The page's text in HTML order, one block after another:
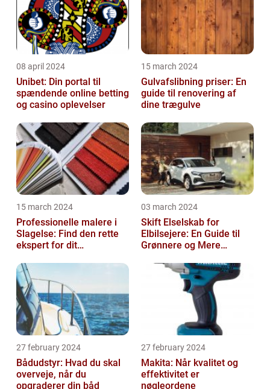
08 april 2024
Unibet: Din portal til
spændende online betting
og casino oplevelser
15 march 2024
Gulvafslibning priser: En
guide til renovering af
dine trægulve
15 march 2024
Professionelle malere i
Slagelse: Find den rette
ekspert for dit
03 march 2024
Skift Elselskab for
Elbilsejere: En Guide til
Grønnere og Mere
27 february 2024
Bådudstyr: Hvad du skal
overveje, når du
opgraderer din båd
27 february 2024
Makita: Når kvalitet og
effektivitet er
nøgleordene